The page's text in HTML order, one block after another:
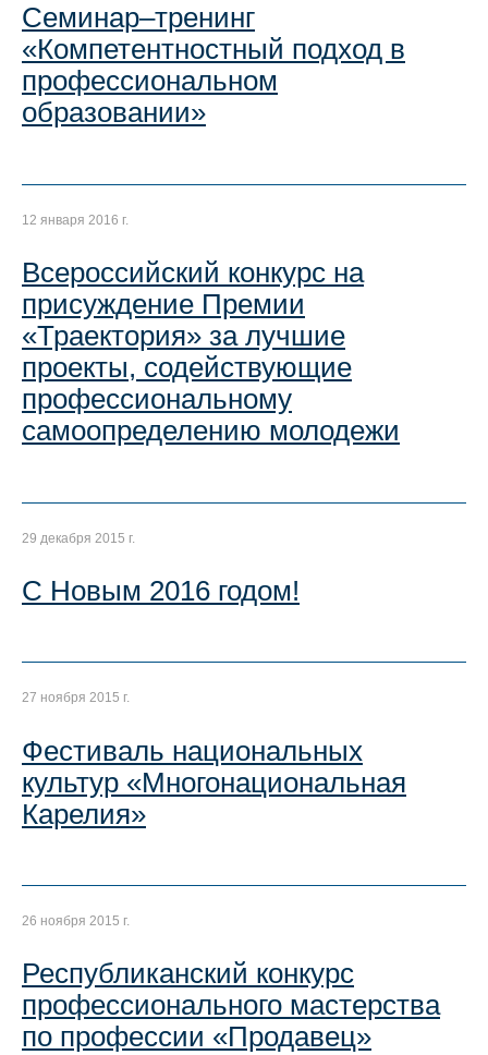
Семинар–тренинг
«Компетентностный подход в
профессиональном
образовании»
12 января 2016 г.
Всероссийский конкурс на
присуждение Премии
«Траектория» за лучшие
проекты, содействующие
профессиональному
самоопределению молодежи
29 декабря 2015 г.
С Новым 2016 годом!
27 ноября 2015 г.
Фестиваль национальных
культур «Многонациональная
Карелия»
26 ноября 2015 г.
Республиканский конкурс
профессионального мастерства
по профессии «Продавец»